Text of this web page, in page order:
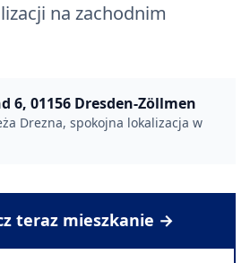
na zachodnim
6, 01156 Dresden-Zöllmen
Drezna, spokojna lokalizacja w
teraz mieszkanie →